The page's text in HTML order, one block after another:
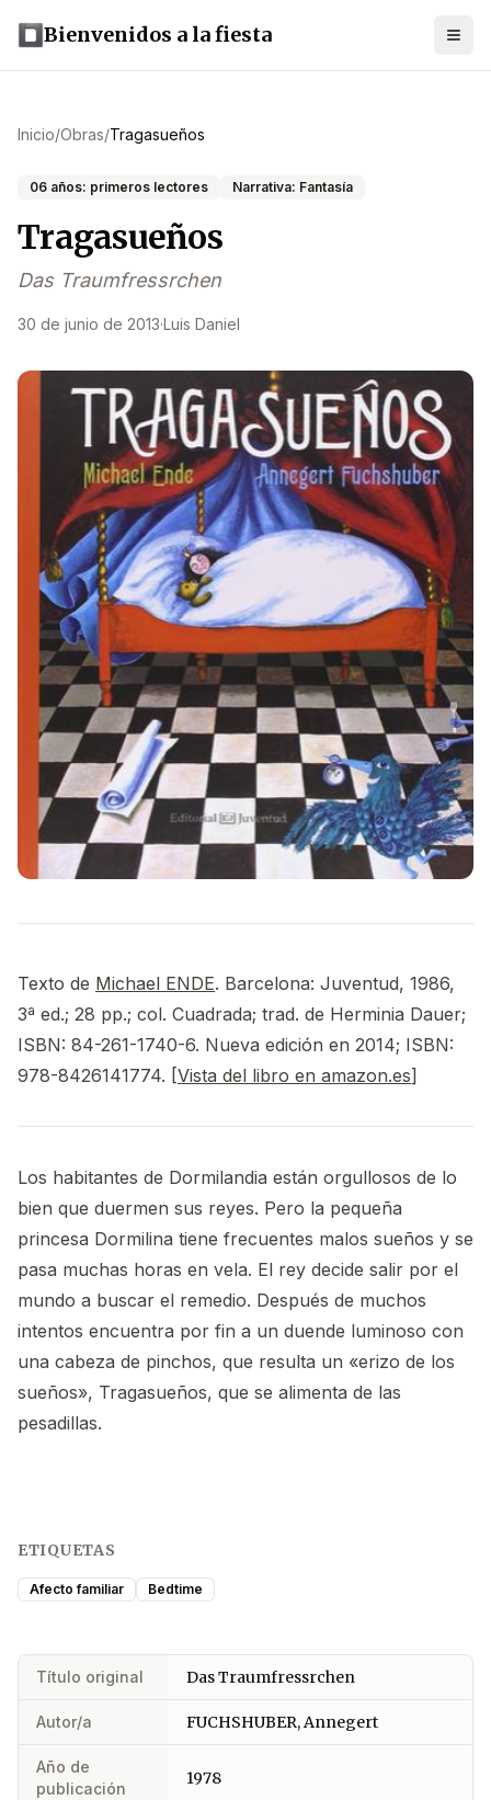
Bienvenidos a la fiesta
Inicio/Obras/Tragasueños
06 años: primeros lectores Narrativa: Fantasía
Tragasueños
Das Traumfressrchen
30 de junio de 2013·Luis Daniel
Texto de Michael ENDE. Barcelona: Juventud, 1986,
3ª ed.; 28 pp.; col. Cuadrada; trad. de Herminia Dauer;
ISBN: 84-261-1740-6. Nueva edición en 2014; ISBN:
978-8426141774. [Vista del libro en amazon.es]
Los habitantes de Dormilandia están orgullosos de lo
bien que duermen sus reyes. Pero la pequeña
princesa Dormilina tiene frecuentes malos sueños y se
pasa muchas horas en vela. El rey decide salir por el
mundo a buscar el remedio. Después de muchos
intentos encuentra por fin a un duende luminoso con
una cabeza de pinchos, que resulta un «erizo de los
sueños», Tragasueños, que se alimenta de las
pesadillas.
ETIQUETAS
Afecto familiar Bedtime
Título original Das Traumfressrchen
Autor/a FUCHSHUBER, Annegert
Año de
publicación
1978